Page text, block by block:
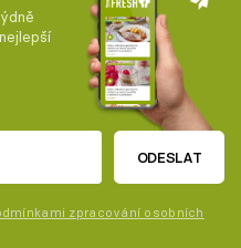
ODESLAT
zpracování osobních